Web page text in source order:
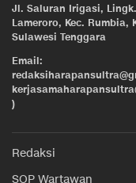
Jl. Saluran Irigasi,
Lameroro, Kec. Rumbia,
Sulawesi Tenggara
Email:
)
Redaksi
SOP Wartawan